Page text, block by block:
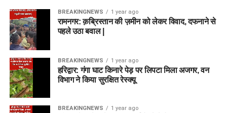
BREAKINGNEWS 1 year ago
रामनगर: क़ब्रिस्तान की ज़मीन को लेकर विवाद, दफनाने से
पहले उठा बवाल |
BREAKINGNEWS 1 year ago
हरिद्वार: गंगा घाट किनारे पेड़ पर लिपटा मिला अजगर, वन
विभाग ने किया सुरक्षित रेस्क्यू
BREAKINGNEWS 1 year ago